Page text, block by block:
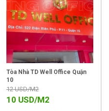
Tòa Nhà TD Well Office Quận
10
12USD/M2
10 USD/M2